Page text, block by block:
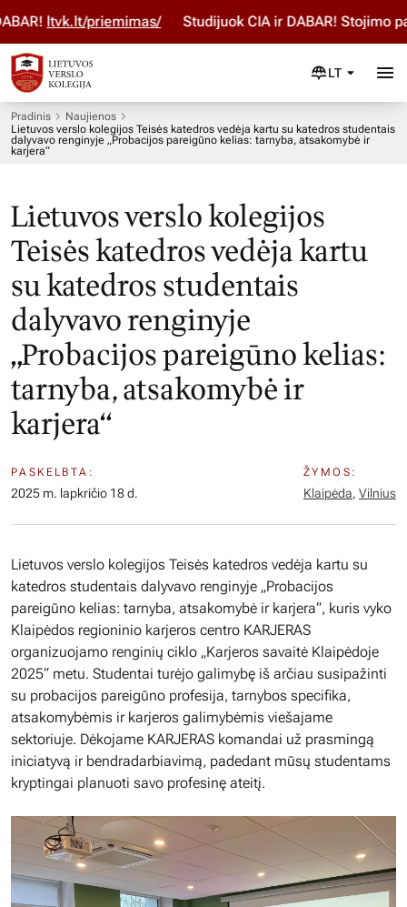
ltvk.lt/priemimas/ Studijuok ČIA ir DABAR! Stojimo
LT
Pradinis
Naujienos
Lietuvos verslo kolegijos Teisės katedros vedėja kartu su katedros studentais
dalyvavo renginyje „Probacijos pareigūno kelias: tarnyba, atsakomybė ir
karjera“
Lietuvos verslo kolegijos
Teisės katedros vedėja kartu
su katedros studentais
dalyvavo renginyje
„Probacijos pareigūno kelias:
tarnyba, atsakomybė ir
karjera“
PASKELBTA:
2025 m. lapkričio 18 d.
ŽYMOS:
Klaipėda, Vilnius
Lietuvos verslo kolegijos Teisės katedros vedėja kartu su
katedros studentais dalyvavo renginyje „Probacijos
pareigūno kelias: tarnyba, atsakomybė ir karjera“, kuris vyko
Klaipėdos regioninio karjeros centro KARJERAS
organizuojamo renginių ciklo „Karjeros savaitė Klaipėdoje
2025“ metu. Studentai turėjo galimybę iš arčiau susipažinti
su probacijos pareigūno profesija, tarnybos specifika,
atsakomybėmis ir karjeros galimybėmis viešajame
sektoriuje. Dėkojame KARJERAS komandai už prasmingą
iniciatyvą ir bendradarbiavimą, padedant mūsų studentams
kryptingai planuoti savo profesinę ateitį.